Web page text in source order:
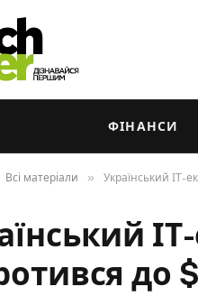
ФІНАНСИ
Всі матеріали » Український ІТ-
до